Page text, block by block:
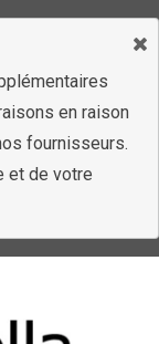
en raison
fournisseurs.
et de votre